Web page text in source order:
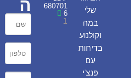
שלי
במה
וקולנוע
בדיחות
עם
פנצ'י
680701
6
1
ה